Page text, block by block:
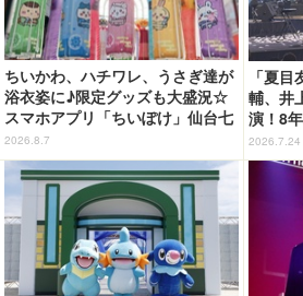
ちいかわ、ハチワレ、うさぎ達が
浴衣姿に♪限定グッズも大盛況☆
スマホアプリ「ちいぽけ」仙台七
夕まつりに七夕飾りを掲出【レ
ポ】
2026.8.7
「夏
輔、井
演！8
E」夜
2026.7.24